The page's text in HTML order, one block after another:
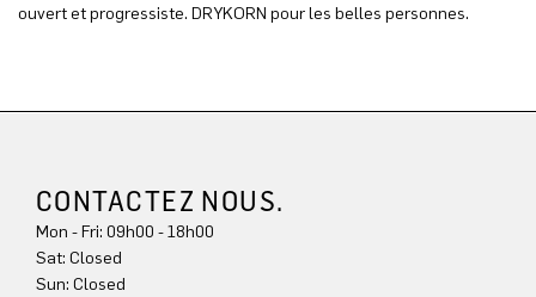
ouvert et progressiste. DRYKORN pour les belles personnes.
CONTACTEZ NOUS.
Mon - Fri: 09h00 - 18h00
Sun: Closed